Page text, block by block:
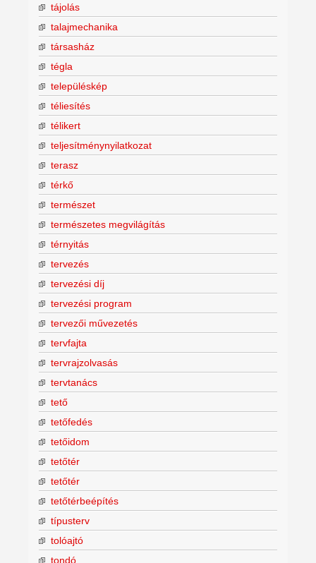
tájolás
talajmechanika
társasház
tégla
településkép
téliesítés
télikert
teljesítménynyilatkozat
terasz
térkő
természet
természetes megvilágítás
térnyitás
tervezés
tervezési díj
tervezési program
tervezői művezetés
tervfajta
tervrajzolvasás
tervtanács
tető
tetőfedés
tetőidom
tetőtér
tetőtér
tetőtérbeépítés
típusterv
tolóajtó
tondó